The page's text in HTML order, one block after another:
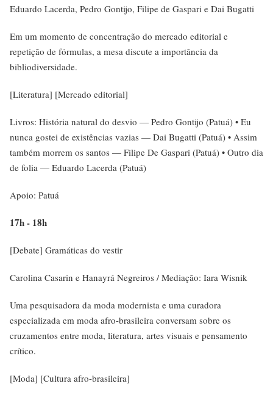
Eduardo Lacerda, Pedro Gontijo, Filipe de Gaspari e Dai Bugatti
Em um momento de concentração do mercado editorial e
repetição de fórmulas, a mesa discute a importância da
bibliodiversidade.
[Literatura] [Mercado editorial]
Livros: História natural do desvio — Pedro Gontijo (Patuá) • Eu
nunca gostei de existências vazias — Dai Bugatti (Patuá) • Assim
também morrem os santos — Filipe De Gaspari (Patuá) • Outro dia
de folia — Eduardo Lacerda (Patuá)
Apoio: Patuá
17h - 18h
[Debate] Gramáticas do vestir
Carolina Casarin e Hanayrá Negreiros / Mediação: Iara Wisnik
Uma pesquisadora da moda modernista e uma curadora
especializada em moda afro-brasileira conversam sobre os
cruzamentos entre moda, literatura, artes visuais e pensamento
crítico.
[Moda] [Cultura afro-brasileira]